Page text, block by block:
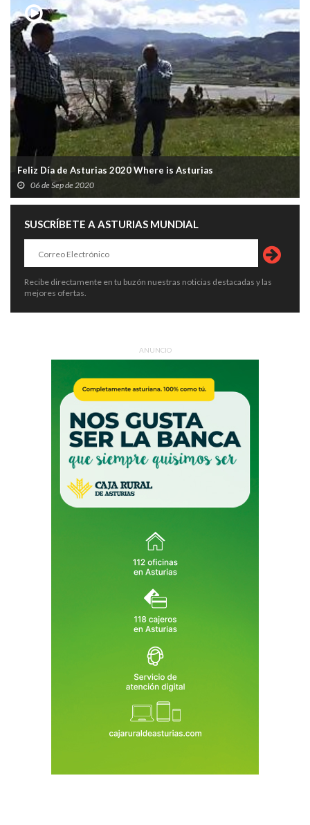
Feliz Día de Asturias 2020 Where is Asturias
06 de Sep de 2020
SUSCRÍBETE A ASTURIAS MUNDIAL
Recibe directamente en tu buzón nuestras noticias destacadas y las
mejores ofertas.
ANUNCIO